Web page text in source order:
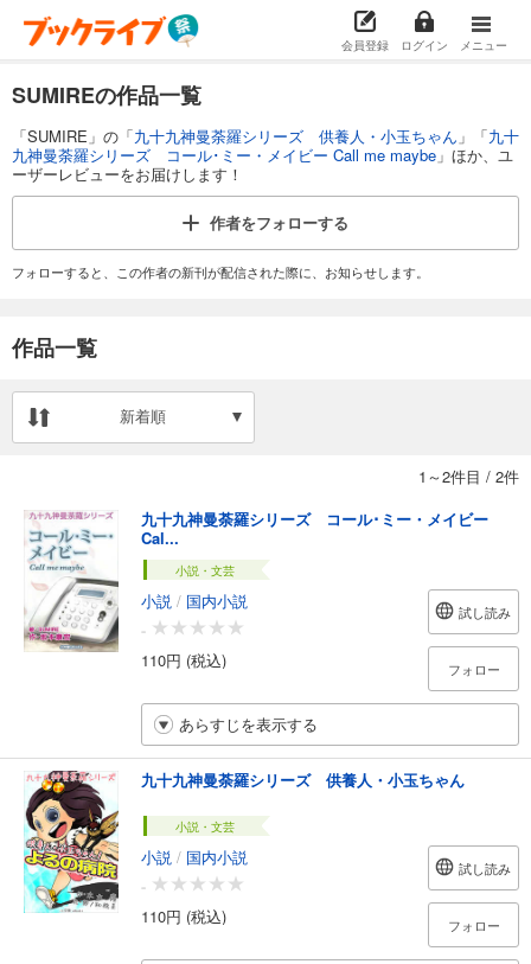
会員登録 ログイン メニュー
SUMIREの作品一覧
「SUMIRE」の「九十九神曼荼羅シリーズ 供養人・小玉ちゃん 」「九十
九神曼荼羅シリーズ コール･ミー・メイビー Call me maybe 」ほか、ユ
ーザーレビューをお届けします！
作者をフォローする
フォローすると、この作者の新刊が配信された際に、お知らせします。
作品一覧
新着順
1～2件目 / 2件
九十九神曼荼羅シリーズ コール･ミー・メイビー
Cal...
小説・文芸
小説 / 国内小説
-
110円 (税込)
試し読み
フォロー
あらすじを表示する
九十九神曼荼羅シリーズ 供養人・小玉ちゃん
小説・文芸
小説 / 国内小説
-
110円 (税込)
試し読み
フォロー